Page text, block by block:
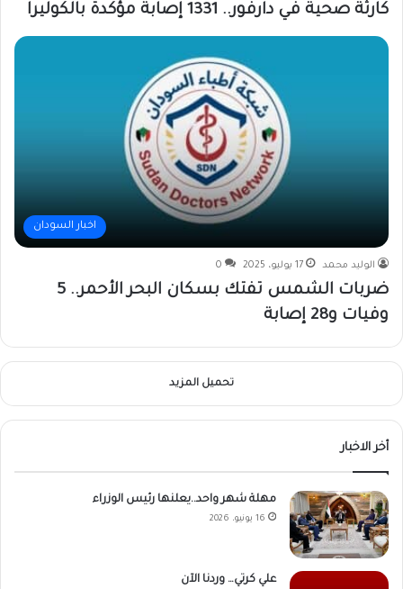
كارثة صحية في دارفور.. 1331 إصابة مؤكدة بالكوليرا
اخبار السودان
الوليد محمد 17 يوليو، 2025 0
ضربات الشمس تفتك بسكان البحر الأحمر.. 5
وفيات و28 إصابة
تحميل المزيد
أخر الاخبار
مهلة شهر واحد..يعلنها رئيس الوزراء
16 يونيو، 2026
علي كرتي… وردنا الآن